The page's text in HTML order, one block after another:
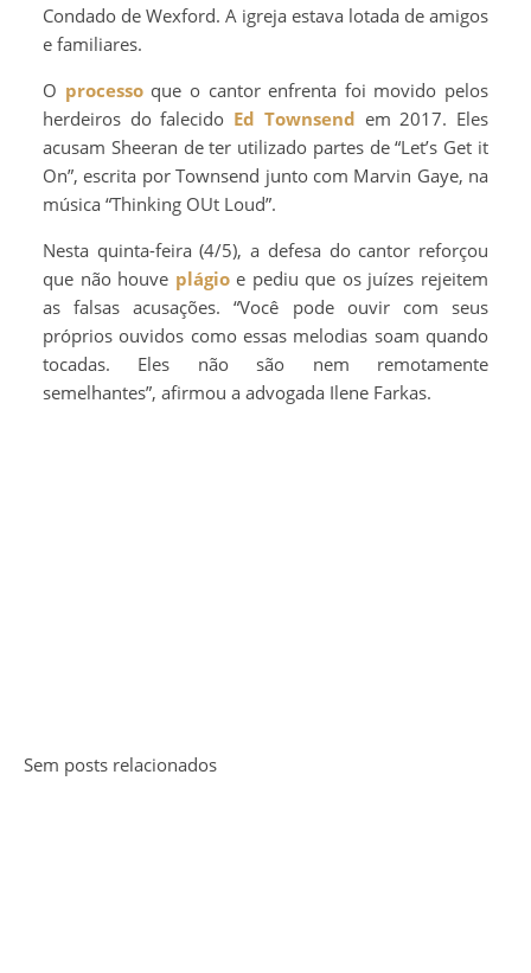
Condado de Wexford. A igreja estava lotada de amigos
e familiares.
O processoque o cantor enfrenta foi movido pelos
herdeiros do falecido Ed Townsend em 2017. Eles
acusam Sheeran de ter utilizado partes de “Let’s Get it
On”, escrita por Townsend junto com Marvin Gaye, na
música “Thinking OUt Loud”.
Nesta quinta-feira (4/5), a defesa do cantor reforçou
que não houve plágioe pediu que os juízes rejeitem
as falsas acusações. “Você pode ouvir com seus
próprios ouvidos como essas melodias soam quando
tocadas. Eles não são nem remotamente
semelhantes”, afirmou a advogada Ilene Farkas.
Sem posts relacionados